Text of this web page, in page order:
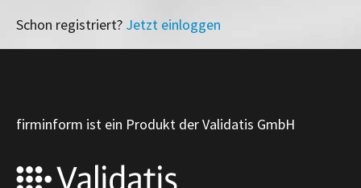
Schon registriert? Jetzt einloggen
firminform ist ein Produkt der Validatis GmbH